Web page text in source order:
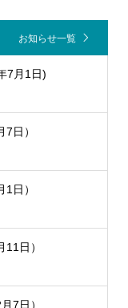
お知らせ一覧
7月1日)
日）
日）
日）
7日）